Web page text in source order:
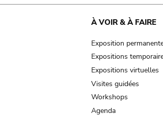
À VOIR & À FAIRE
Exposition
Expositions
Expositions virtuelles
Visites guidées
Workshops
Agenda